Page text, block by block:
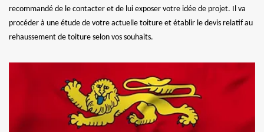
recommandé de le contacter et de lui exposer votre idée de projet. Il va
procéder à une étude de votre actuelle toiture et établir le devis relatif au
rehaussement de toiture selon vos souhaits.